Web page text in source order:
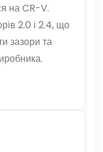
на CR-V.
2.0 і 2.4, що
зазори та